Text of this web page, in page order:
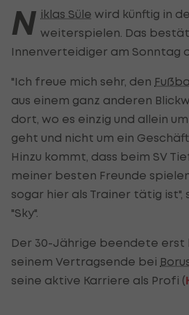
N iklas Süle wird künftig in
weiterspielen. Das
Innenverteidiger am Sonntag
"Ich freue mich sehr, den
aus einem ganz anderen
dort, wo es einzig und allein
geht und nicht um ein
Hinzu kommt, dass beim SV
meiner besten Freunde
sogar hier als Trainer tätig ist",
"Sky".
Der 30-Jährige beendete erst
seinem Vertragsende bei
seine aktive Karriere als Profi (